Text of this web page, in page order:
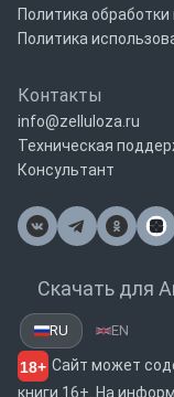
Политика
Политика
Контакты
info@zelluloza.ru
Техническая
Консультант
Скачать для
RU EN
18+ Сайт может
книги 16+. На